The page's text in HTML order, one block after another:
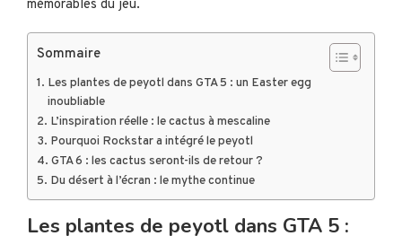
mémorables du jeu.
Sommaire
Les plantes de peyotl dans GTA 5 : un Easter egg
inoubliable
L’inspiration réelle : le cactus à mescaline
Pourquoi Rockstar a intégré le peyotl
GTA 6 : les cactus seront-ils de retour ?
Du désert à l’écran : le mythe continue
Les plantes de peyotl dans GTA 5 :